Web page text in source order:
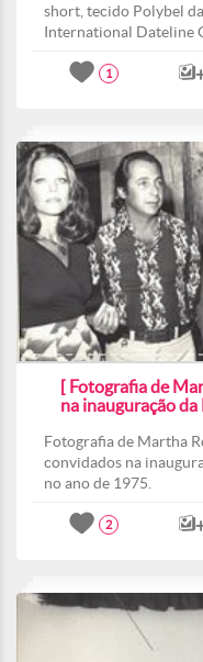
short, tecido Polybel
International Dateline
1
[ Fotografia de
na inauguração
Fotografia de Martha
convidados na
no ano de 1975.
2